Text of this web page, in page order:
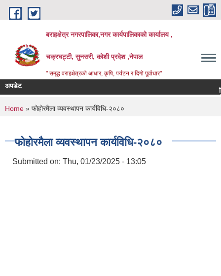
Skip to main content
बराहक्षेत्र नगरपालिका,नगर कार्यपालिकाको कार्यालय ,
चक्रघट्टी, सुनसरी, कोशी प्रदेश ,नेपाल
" समृद्ध वराहक्षेत्रकाे आधार, कृषि, पर्यटन र दिगो पूर्वाधार"
अपडेट
You are here
Home » फोहोरमैला व्यवस्थापन कार्यविधि-२०८०
फोहोरमैला व्यवस्थापन कार्यविधि-२०८०
Submitted on: Thu, 01/23/2025 - 13:05